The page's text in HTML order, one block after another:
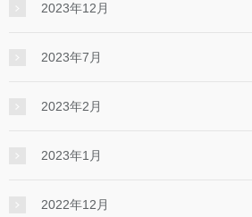
2023年12月
2023年7月
2023年2月
2023年1月
2022年12月